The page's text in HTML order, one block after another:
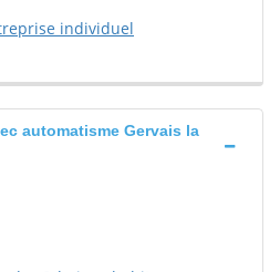
individuel
automatisme Gervais la